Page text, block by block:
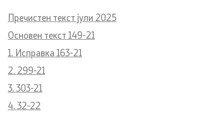
Disciplinary and Judicial Proceedings
Legal Affairs
International Cooperation
Пречистен текст јули 2025
Основен текст 149-21
1. Исправка 163-21
2. 299-21
3. 303-21
4. 32-22